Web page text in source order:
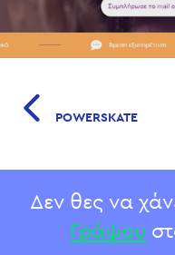
POWERSKATE
Δεν θες να
Γράψου